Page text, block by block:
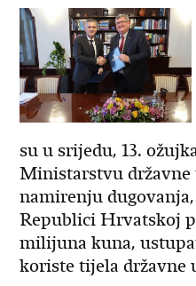
su u srijedu, 13.
Ministarstvu državne
namirenju
Republici Hrvatskoj
milijuna kuna,
koriste tijela državne